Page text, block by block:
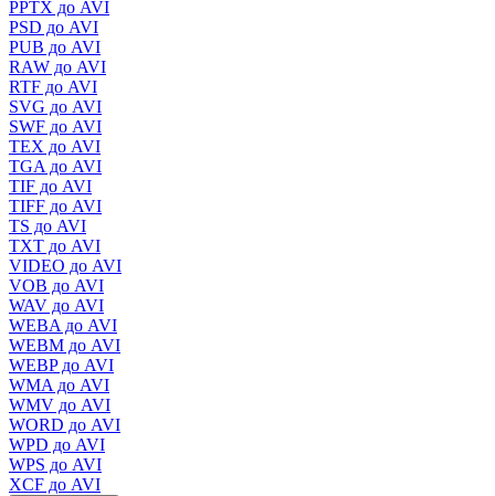
PPTX до AVI
PSD до AVI
PUB до AVI
RAW до AVI
RTF до AVI
SVG до AVI
SWF до AVI
TEX до AVI
TGA до AVI
TIF до AVI
TIFF до AVI
TS до AVI
TXT до AVI
VIDEO до AVI
VOB до AVI
WAV до AVI
WEBA до AVI
WEBM до AVI
WEBP до AVI
WMA до AVI
WMV до AVI
WORD до AVI
WPD до AVI
WPS до AVI
XCF до AVI